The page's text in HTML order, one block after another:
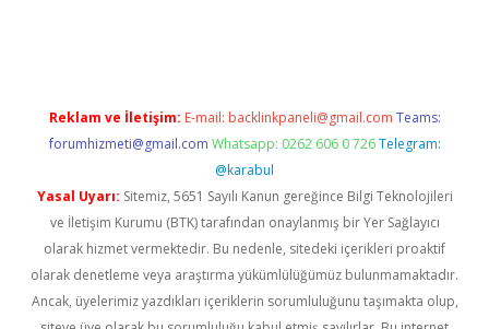
Reklam ve İletişim: E-mail: backlinkpaneli@gmail.com Teams:
forumhizmeti@gmail.com Whatsapp: 0262 606 0 726 Telegram:
@karabul
Yasal Uyarı: Sitemiz, 5651 Sayılı Kanun gereğince Bilgi Teknolojileri
ve İletişim Kurumu (BTK) tarafından onaylanmış bir Yer Sağlayıcı
olarak hizmet vermektedir. Bu nedenle, sitedeki içerikleri proaktif
olarak denetleme veya araştırma yükümlülüğümüz bulunmamaktadır.
Ancak, üyelerimiz yazdıkları içeriklerin sorumluluğunu taşımakta olup,